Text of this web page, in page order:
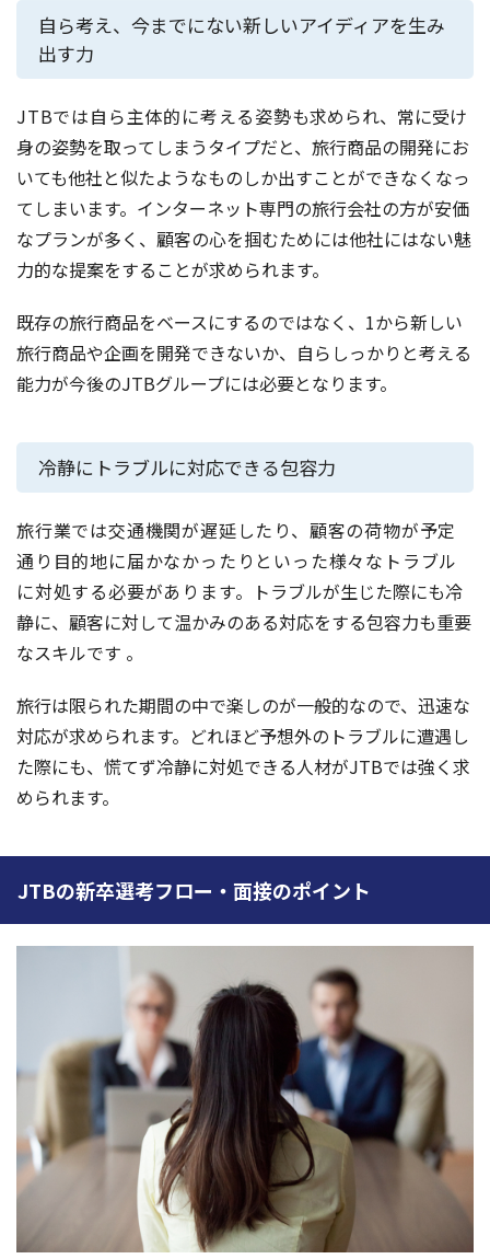
自ら考え、今までにない新しいアイディアを生み
出す力
JTBでは自ら主体的に考える姿勢も求められ、常に受け
身の姿勢を取ってしまうタイプだと、旅行商品の開発にお
いても他社と似たようなものしか出すことができなくなっ
てしまいます。インターネット専門の旅行会社の方が安価
なプランが多く、顧客の心を掴むためには他社にはない魅
力的な提案をすることが求められます。
既存の旅行商品をベースにするのではなく、1から新しい
旅行商品や企画を開発できないか、自らしっかりと考える
能力が今後のJTBグループには必要となります。
冷静にトラブルに対応できる包容力
旅行業では交通機関が遅延したり、顧客の荷物が予定
通り目的地に届かなかったりといった様々なトラブル
に対処する必要があります。
トラブルが生じた際にも冷
静に、顧客に対して温かみのある対応をする包容力も重要
なスキルです 。
旅行は限られた期間の中で楽しのが一般的なので、迅速な
対応が求められます。どれほど予想外のトラブルに遭遇し
た際にも、慌てず冷静に対処できる人材がJTBでは強く求
められます。
JTBの新卒選考フロー・面接のポイント